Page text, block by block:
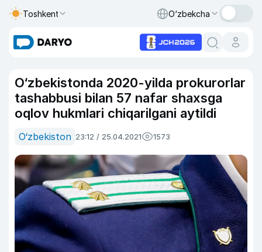
Toshkent O‘zbekcha
O‘zbekistonda 2020-yilda prokurorlar
tashabbusi bilan 57 nafar shaxsga
oqlov hukmlari chiqarilgani aytildi
O‘zbekiston 23:12 / 25.04.2021 1573